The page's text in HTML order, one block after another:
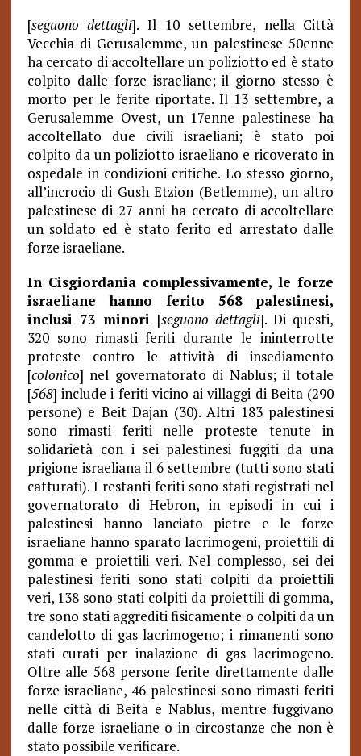
[seguono dettagli]. Il 10 settembre, nella Città
Vecchia di Gerusalemme, un palestinese 50enne
ha cercato di accoltellare un poliziotto ed è stato
colpito dalle forze israeliane; il giorno stesso è
morto per le ferite riportate. Il 13 settembre, a
Gerusalemme Ovest, un 17enne palestinese ha
accoltellato due civili israeliani; è stato poi
colpito da un poliziotto israeliano e ricoverato in
ospedale in condizioni critiche. Lo stesso giorno,
all’incrocio di Gush Etzion (Betlemme), un altro
palestinese di 27 anni ha cercato di accoltellare
un soldato ed è stato ferito ed arrestato dalle
forze israeliane.
In Cisgiordania complessivamente, le forze
israeliane hanno ferito 568 palestinesi,
inclusi 73 minori [seguono dettagli]. Di questi,
320 sono rimasti feriti durante le ininterrotte
proteste contro le attività di insediamento
[colonico] nel governatorato di Nablus; il totale
[568] include i feriti vicino ai villaggi di Beita (290
persone) e Beit Dajan (30). Altri 183 palestinesi
sono rimasti feriti nelle proteste tenute in
solidarietà con i sei palestinesi fuggiti da una
prigione israeliana il 6 settembre (tutti sono stati
catturati). I restanti feriti sono stati registrati nel
governatorato di Hebron, in episodi in cui i
palestinesi hanno lanciato pietre e le forze
israeliane hanno sparato lacrimogeni, proiettili di
gomma e proiettili veri. Nel complesso, sei dei
palestinesi feriti sono stati colpiti da proiettili
veri, 138 sono stati colpiti da proiettili di gomma,
tre sono stati aggrediti fisicamente o colpiti da un
candelotto di gas lacrimogeno; i rimanenti sono
stati curati per inalazione di gas lacrimogeno.
Oltre alle 568 persone ferite direttamente dalle
forze israeliane, 46 palestinesi sono rimasti feriti
nelle città di Beita e Nablus, mentre fuggivano
dalle forze israeliane o in circostanze che non è
stato possibile verificare.